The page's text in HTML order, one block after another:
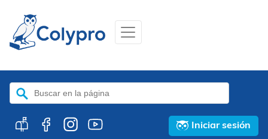
Buscar:
Iniciar sesión